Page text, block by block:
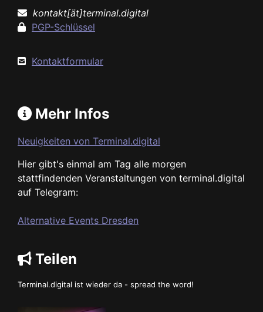
kontakt[ät]terminal.digital
PGP-Schlüssel
Kontaktformular
Mehr Infos
Neuigkeiten von Terminal.digital
Hier gibt's einmal am Tag alle morgen
stattfindenden Veranstaltungen von terminal.digital
auf Telegram:
Alternative Events Dresden
Teilen
Terminal.digital ist wieder da - spread the word!